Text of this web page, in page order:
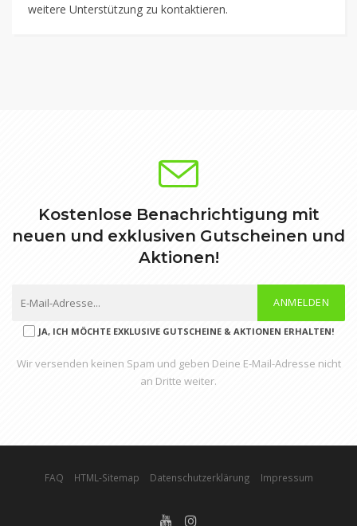
weitere Unterstützung zu kontaktieren.
Kostenlose Benachrichtigung mit
neuen und exklusiven Gutscheinen und
Aktionen!
ANMELDEN
JA, ICH MÖCHTE EXKLUSIVE GUTSCHEINE & AKTIONEN ERHALTEN!
Wir versenden keinen Spam und geben Deine E-Mail-Adresse nicht
an Dritte weiter.
FAQ HTML-Sitemap Datenschutzerklärung Impressum